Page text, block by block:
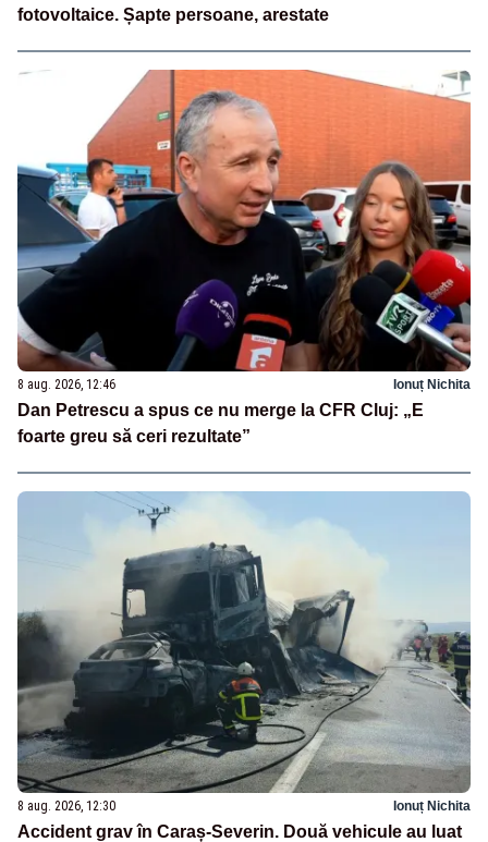
fotovoltaice. Șapte persoane, arestate
8 aug. 2026, 12:46 Ionuț Nichita
Dan Petrescu a spus ce nu merge la CFR Cluj: „E
foarte greu să ceri rezultate”
8 aug. 2026, 12:30 Ionuț Nichita
Accident grav în Caraș-Severin. Două vehicule au luat